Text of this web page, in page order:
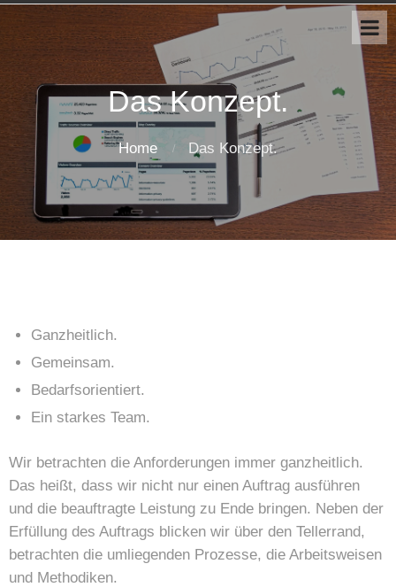
Das Konzept.
Home Das Konzept.
Ganzheitlich.
Gemeinsam.
Bedarfsorientiert.
Ein starkes Team.
Wir betrachten die Anforderungen immer ganzheitlich.
Das heißt, dass wir nicht nur einen Auftrag ausführen
und die beauftragte Leistung zu Ende bringen. Neben der
Erfüllung des Auftrags blicken wir über den Tellerrand,
betrachten die umliegenden Prozesse, die Arbeitsweisen
und Methodiken.